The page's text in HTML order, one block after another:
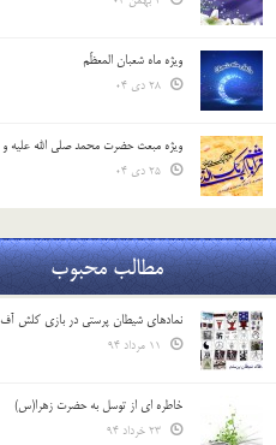
ویژه ماه شعبان المعظّم
ویژه مبعث حضرت محمد صلی الله علیه و
مطالب محبوب
نمادهای شیطان پرستی در بازی کلش آف
خاطره ای از توسل به حضرت زهرا(س)